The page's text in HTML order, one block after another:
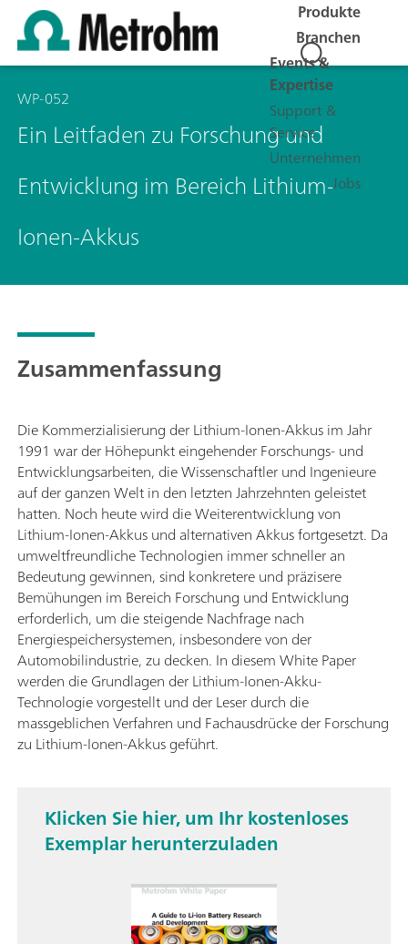
Produkte
Branchen
Events &
Expertise
Support &
Service
Unternehmen
Jobs
WP-052
Ein Leitfaden zu Forschung und
Entwicklung im Bereich Lithium-
Ionen-Akkus
Zusammenfassung
Die Kommerzialisierung der Lithium-Ionen-Akkus im Jahr
1991 war der Höhepunkt eingehender Forschungs- und
Entwicklungsarbeiten, die Wissenschaftler und Ingenieure
auf der ganzen Welt in den letzten Jahrzehnten geleistet
hatten. Noch heute wird die Weiterentwicklung von
Lithium-Ionen-Akkus und alternativen Akkus fortgesetzt. Da
umweltfreundliche Technologien immer schneller an
Bedeutung gewinnen, sind konkretere und präzisere
Bemühungen im Bereich Forschung und Entwicklung
erforderlich, um die steigende Nachfrage nach
Energiespeichersystemen, insbesondere von der
Automobilindustrie, zu decken. In diesem White Paper
werden die Grundlagen der Lithium-Ionen-Akku-
Technologie vorgestellt und der Leser durch die
massgeblichen Verfahren und Fachausdrücke der Forschung
zu Lithium-Ionen-Akkus geführt.
Klicken Sie hier, um Ihr kostenloses
Exemplar herunterzuladen